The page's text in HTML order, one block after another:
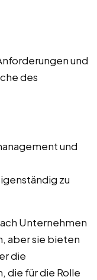
und
des
und
zu
Unternehmen
aber sie bieten
die
die für die Rolle